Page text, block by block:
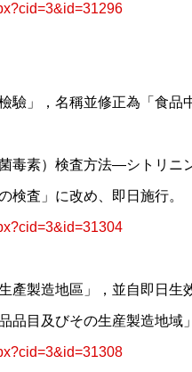
驗」，名稱並修正為「食品
毒素）検査方法—シトリニ
検査」に改め、即日施行。
產製造地區」，並自即日生
品目及びその生産製造地域